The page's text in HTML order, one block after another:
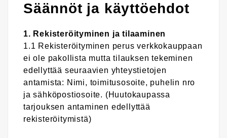
Säännöt ja käyttöehdot
1. Rekisteröityminen ja tilaaminen
1.1 Rekisteröityminen perus verkkokauppaan
ei ole pakollista mutta tilauksen tekeminen
edellyttää seuraavien yhteystietojen
antamista: Nimi, toimitusosoite, puhelin nro
ja sähköpostiosoite. (Huutokaupassa
tarjouksen antaminen edellyttää
rekisteröitymistä)